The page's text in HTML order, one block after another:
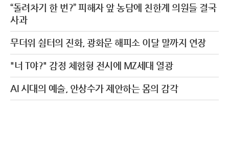
“돌려차기 한 번?” 피해자 앞 농담에 친한계 의원들 결국
사과
무더위 쉼터의 진화, 광화문 해피소 이달 말까지 연장
"너 T야?" 감정 체험형 전시에 MZ세대 열광
AI 시대의 예술, 안상수가 제안하는 몸의 감각